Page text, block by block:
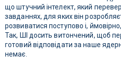
що штучний інтелект, який
завданнях, для яких він
розвиватися поступово і,
Так, ШІ досить витончений, щоб
готовий відповідати за наше
немає.